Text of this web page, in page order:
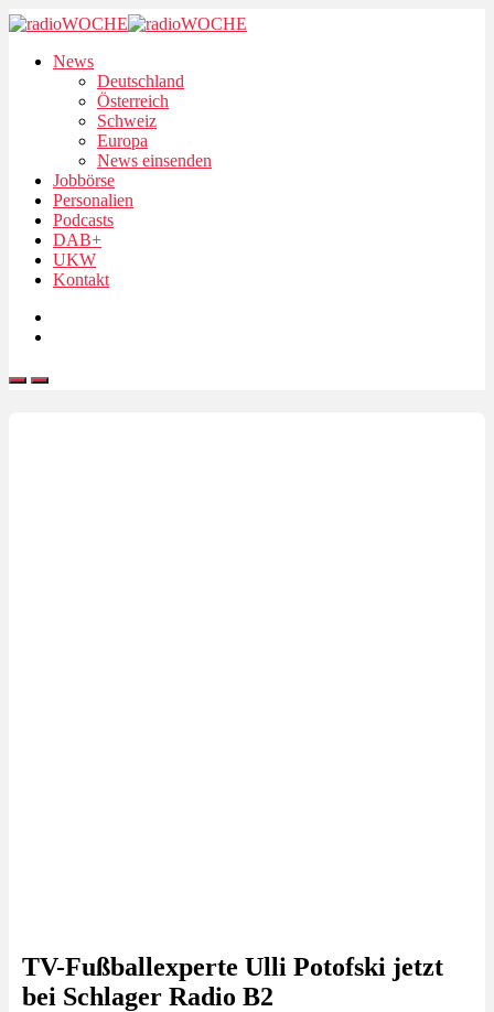
News
Deutschland
Österreich
Schweiz
Europa
News einsenden
Jobbörse
Personalien
Podcasts
DAB+
UKW
Kontakt
TV-Fußballexperte Ulli Potofski jetzt
bei Schlager Radio B2